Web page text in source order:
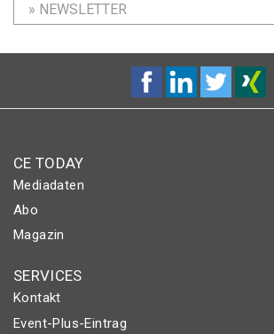
» NEWSLETTER
CE TODAY
Mediadaten
Abo
Magazin
SERVICES
Kontakt
Event-Plus-Eintrag